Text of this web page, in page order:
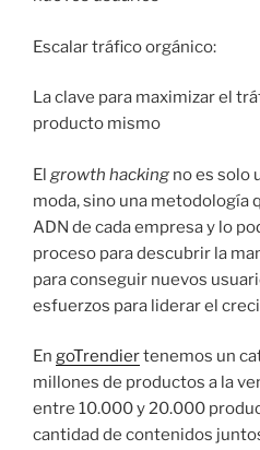
Escalar tráfico orgánico:
La clave para maximizar el
producto mismo
El growth hacking no es solo
moda, sino una metodología
ADN de cada empresa y lo
proceso para descubrir la
para conseguir nuevos
esfuerzos para liderar el
En goTrendiertenemos un
millones de productos a la
entre 10.000 y 20.000
cantidad de contenidos